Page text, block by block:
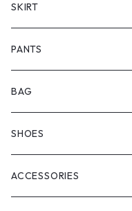
SKIRT
PANTS
BAG
SHOES
ACCESSORIES